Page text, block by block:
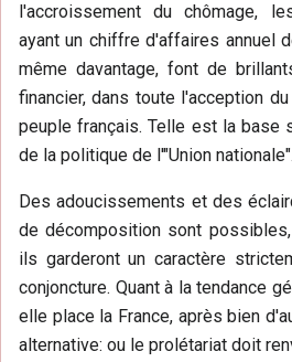
l'accroissement du chômage,
ayant un chiffre d'affaires annuel
même davantage, font de
financier, dans toute l'acception
peuple français. Telle est la base
de la politique de l'"Union nationale".
Des adoucissements et des
de décomposition sont
ils garderont un caractère
conjoncture. Quant à la tendance
elle place la France, après bien
alternative: ou le prolétariat doit